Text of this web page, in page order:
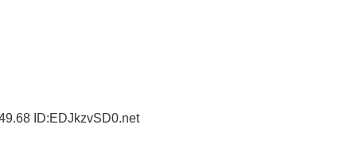
ID:EDJkzvSD0.net